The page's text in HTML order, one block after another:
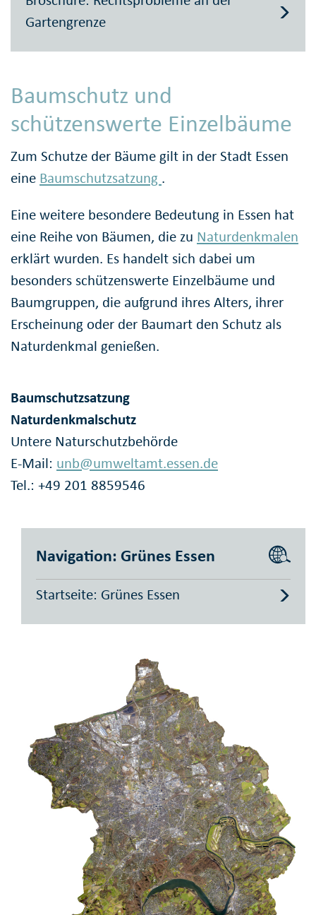
Gartengrenze
Baumschutz und
schützenswerte Einzelbäume
Zum Schutze der Bäume gilt in der Stadt Essen
eine Baumschutzsatzung .
Eine weitere besondere Bedeutung in Essen hat
eine Reihe von Bäumen, die zu Naturdenkmalen
erklärt wurden. Es handelt sich dabei um
besonders schützenswerte Einzelbäume und
Baumgruppen, die aufgrund ihres Alters, ihrer
Erscheinung oder der Baumart den Schutz als
Naturdenkmal genießen.
Baumschutzsatzung
Naturdenkmalschutz
Untere Naturschutzbehörde
E-Mail: unb@umweltamt.essen.de
Tel.: +49 201 8859546
Navigation: Grünes Essen
Startseite: Grünes Essen